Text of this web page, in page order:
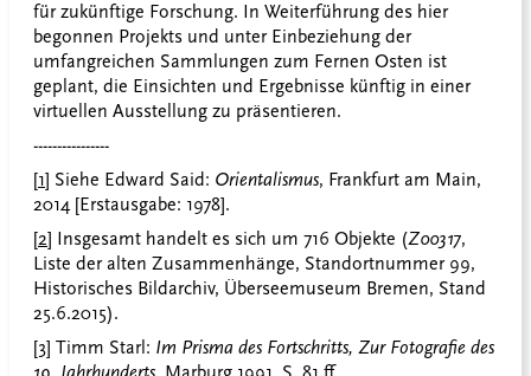
für zukünftige Forschung. In Weiterführung des hier
begonnen Projekts und unter Einbeziehung der
umfangreichen Sammlungen zum Fernen Osten ist
geplant, die Einsichten und Ergebnisse künftig in einer
virtuellen Ausstellung zu präsentieren.
----------------
[1] Siehe Edward Said: Orientalismus, Frankfurt am Main,
2014 [Erstausgabe: 1978].
[2]
Insgesamt handelt es sich um 716 Objekte (Z00317,
Liste der alten Zusammenhänge, Standortnummer 99,
Historisches Bildarchiv, Überseemuseum Bremen, Stand
25.6.2015).
[3] Timm Starl: Im Prisma des Fortschritts, Zur Fotografie des